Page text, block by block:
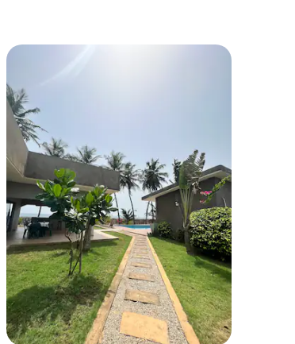
、5つ星中4.97つ星の平均評価